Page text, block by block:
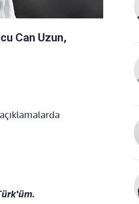
Can Uzun,